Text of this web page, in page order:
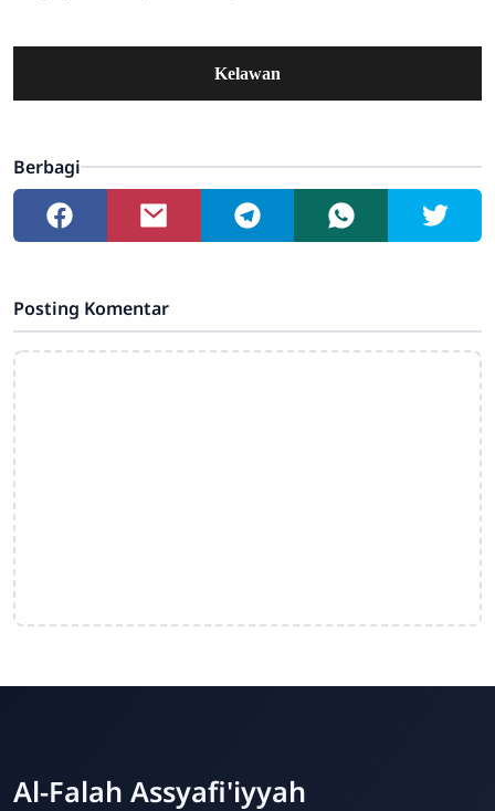
Kelawan
Berbagi
Posting Komentar
Al-Falah Assyafi'iyyah